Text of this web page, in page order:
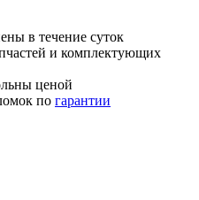
в течение суток
и комплектующих
ценой
по гарантии